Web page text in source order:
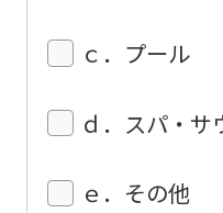
ｃ．プール
ｄ．スパ・
ｅ．その他